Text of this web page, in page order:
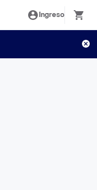
Ingreso